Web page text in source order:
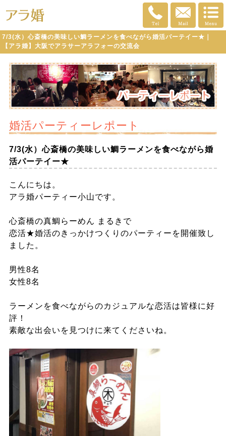
7/3(水）心斎橋の美味しい鯛ラーメンを食べながら婚活パーテイー★｜
【アラ婚】大阪でアラサーアラフォーの交流会
婚活パーティーレポート
7/3(水）心斎橋の美味しい鯛ラーメンを食べながら婚
活パーテイー★
こんにちは。
アラ婚パーティー小山です。
心斎橋の真鯛らーめん まるきで
恋活★婚活のきっかけつくりのパーティーを開催致し
ました。
男性8名
女性8名
ラーメンを食べながらのカジュアルな恋活は皆様に好
評！
素敵な出会いを見つけに来てくださいね。